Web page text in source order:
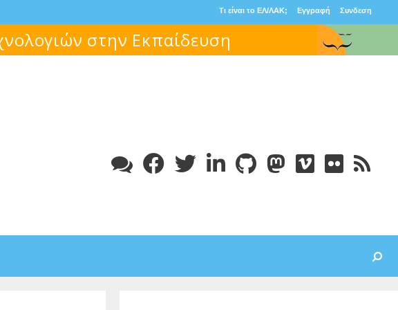
Τι είναι το ΕΛ/ΛΑΚ; Εγγραφή Συνδεση
στην Εκπαίδευση
Search